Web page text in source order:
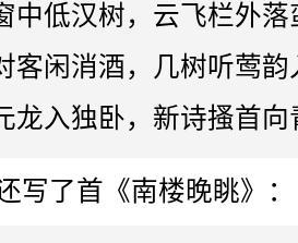
低汉树，云飞栏外落
闲消酒，几树听莺韵
入独卧，新诗搔首向
了首《南楼晚眺》：